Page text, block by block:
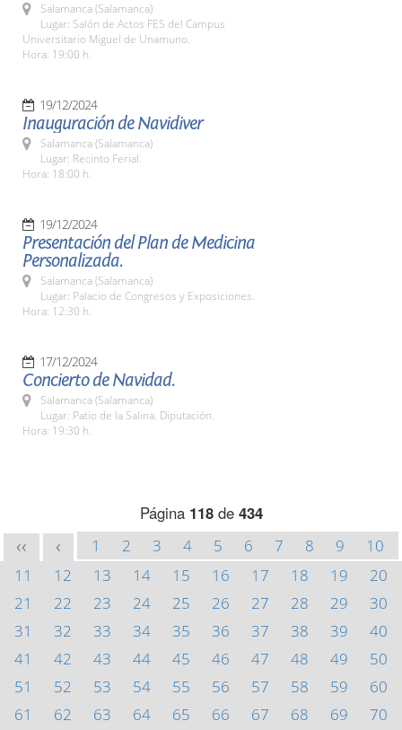
Salamanca (Salamanca)
Lugar: Salón de Actos FES del Campus
Universitario Miguel de Unamuno.
Hora: 19:00 h.
19/12/2024
Inauguración de Navidiver
Salamanca (Salamanca)
Lugar: Recinto Ferial.
Hora: 18:00 h.
19/12/2024
Presentación del Plan de Medicina
Personalizada.
Salamanca (Salamanca)
Lugar: Palacio de Congresos y Exposiciones.
Hora: 12:30 h.
17/12/2024
Concierto de Navidad.
Salamanca (Salamanca)
Lugar: Patio de la Salina. Diputación.
Hora: 19:30 h.
Página 118de 434
<< < 1 2 3 4 5 6 7 8 9
10
11
12 13 14 15 16 17 18 19
20
21
22 23 24 25 26 27 28 29
30
31
32 33 34 35 36 37 38 39
40
41
42 43 44 45 46 47 48 49
50
51
52 53 54 55 56 57 58 59
60
61
62 63 64 65 66 67 68 69
70